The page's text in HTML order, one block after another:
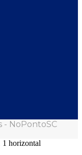
- NoPontoSC
1 horizontal